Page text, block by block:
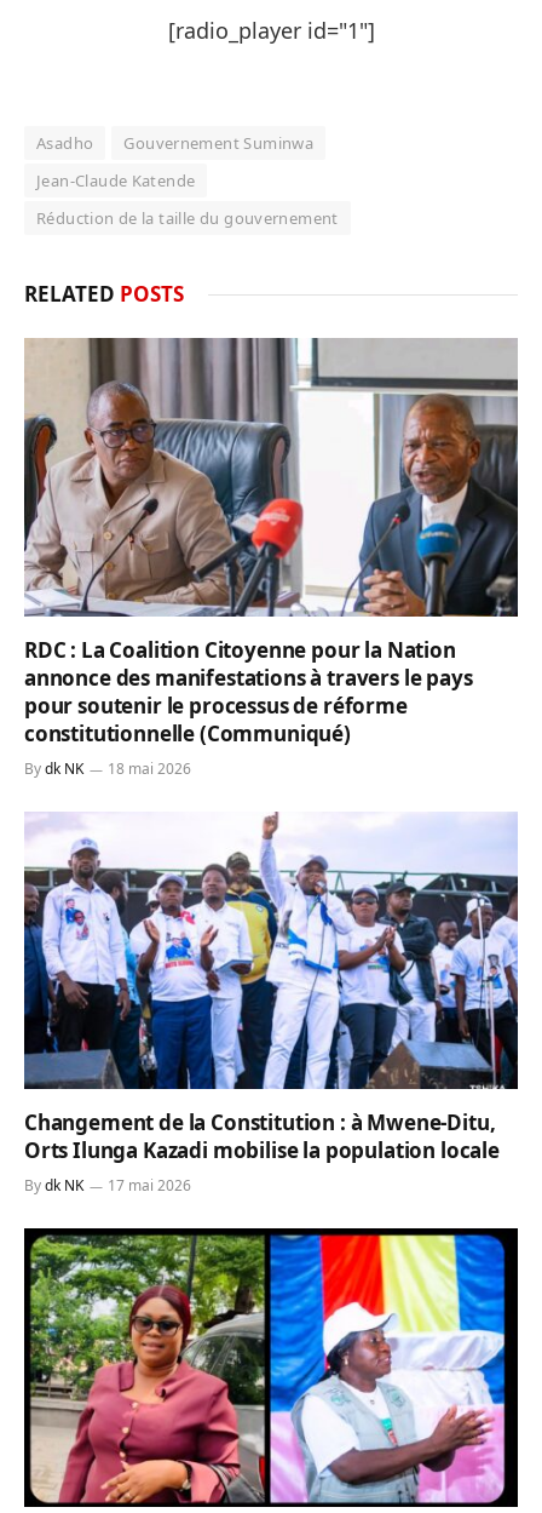
[radio_player id="1"]
Asadho
Gouvernement Suminwa
Jean-Claude Katende
Réduction de la taille du gouvernement
RELATED POSTS
RDC : La Coalition Citoyenne pour la Nation
annonce des manifestations à travers le pays
pour soutenir le processus de réforme
constitutionnelle (Communiqué)
Bydk NK 18 mai 2026
Changement de la Constitution : à Mwene-Ditu,
Orts Ilunga Kazadi mobilise la population locale
Bydk NK 17 mai 2026